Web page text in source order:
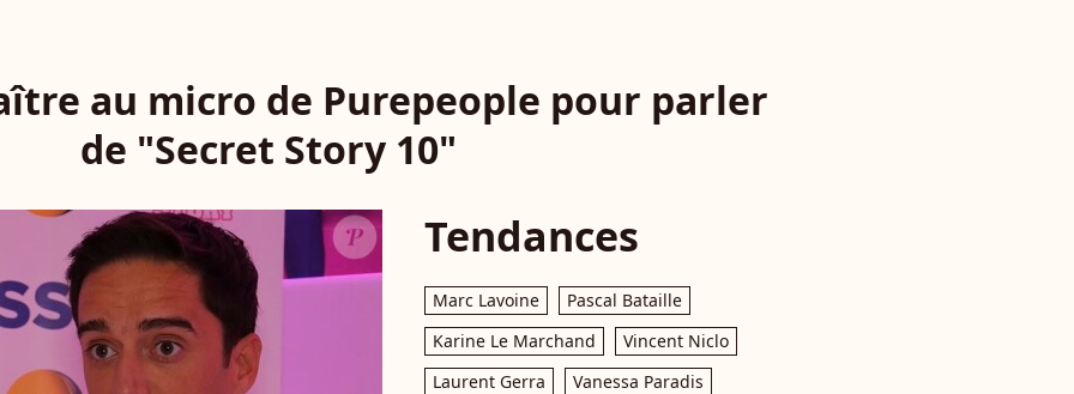
au micro de Purepeople pour parler
de "Secret Story 10"
Tendances
Marc Lavoine
Pascal Bataille
Karine Le Marchand
Vincent Niclo
Laurent Gerra
Vanessa Paradis